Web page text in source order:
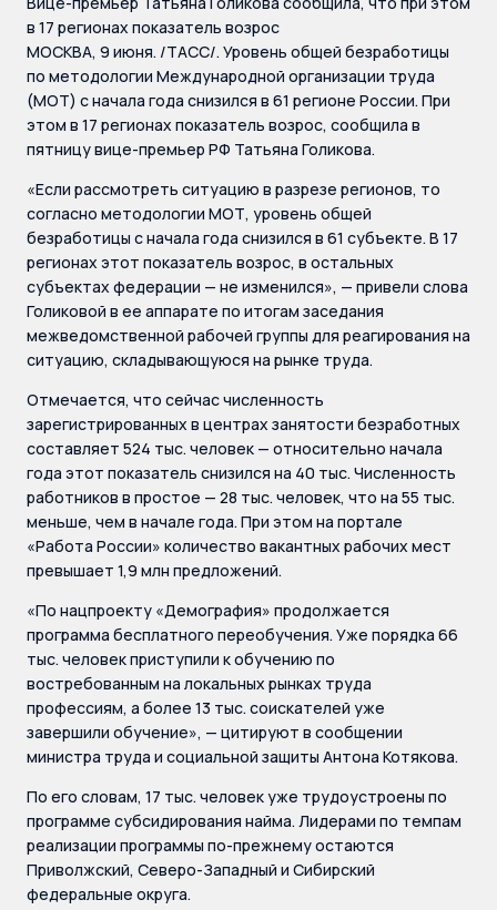
в 17 регионах показатель возрос
МОСКВА, 9 июня. /ТАСС/. Уровень общей безработицы
по методологии Международной организации труда
(МОТ) с начала года снизился в 61 регионе России. При
этом в 17 регионах показатель возрос, сообщила в
пятницу вице-премьер РФ Татьяна Голикова.
«Если рассмотреть ситуацию в разрезе регионов, то
согласно методологии МОТ, уровень общей
безработицы с начала года снизился в 61 субъекте. В 17
регионах этот показатель возрос, в остальных
субъектах федерации — не изменился», — привели слова
Голиковой в ее аппарате по итогам заседания
межведомственной рабочей группы для реагирования на
ситуацию, складывающуюся на рынке труда.
Отмечается, что сейчас численность
зарегистрированных в центрах занятости безработных
составляет 524 тыс. человек — относительно начала
года этот показатель снизился на 40 тыс. Численность
работников в простое — 28 тыс. человек, что на 55 тыс.
меньше, чем в начале года. При этом на портале
«Работа России» количество вакантных рабочих мест
превышает 1,9 млн предложений.
«По нацпроекту «Демография» продолжается
программа бесплатного переобучения. Уже порядка 66
тыс. человек приступили к обучению по
востребованным на локальных рынках труда
профессиям, а более 13 тыс. соискателей уже
завершили обучение», — цитируют в сообщении
министра труда и социальной защиты Антона Котякова.
По его словам, 17 тыс. человек уже трудоустроены по
программе субсидирования найма. Лидерами по темпам
реализации программы по-прежнему остаются
Приволжский, Северо-Западный и Сибирский
федеральные округа.